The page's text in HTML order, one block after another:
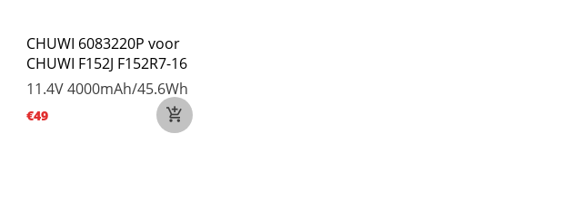
CHUWI 6083220P voor
CHUWI F152J F152R7-16
11.4V4000mAh/45.6Wh
€49